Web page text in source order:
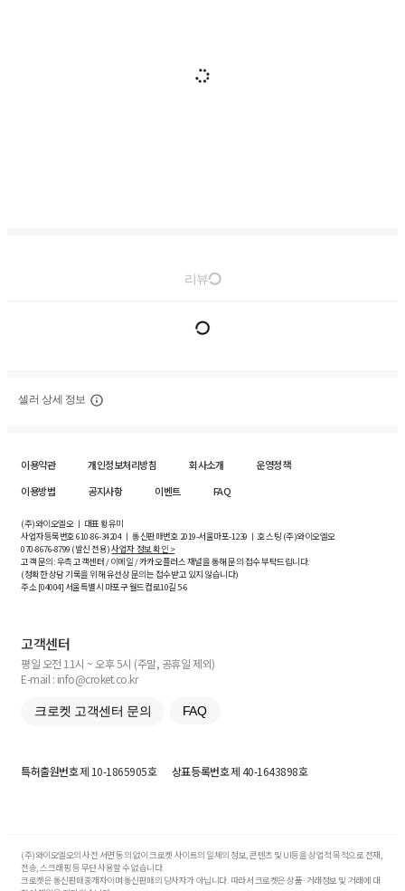
리뷰
셀러 상세 정보
이용약관 개인정보처리방침 회사소개
운영정책
이용방법
공지사항 이벤트 FAQ
(주)와이오엘오 ㅣ 대표 황유미
사업자등록번호610-86-34204ㅣ 통신판매번호 2019-서울마포-1239 ㅣ 호스팅 (주)와이오엘오
070-8676-8799 (발신 전용)사업자 정보 확인 >
고객 문의: 우측 고객센터 / 이메일 / 카카오플러스 채널을 통해 문의 접수 부탁드립니다.
(정확한 상담 기록을 위해 유선상 문의는 접수받고 있지 않습니다)
주소 [04004] 서울특별시 마포구 월드컵로10길5-6
고객센터
평일 오전 11시 ~ 오후 5시 (주말, 공휴일 제외)
E-mail : info@croket.co.kr
크로켓 고객센터 문의 FAQ
특허출원번호제 10-1865905호 상표등록번호제 40-1643898호
(주)와이오엘오의 사전 서면 동의 없이 크로켓 사이트의 일체의 정보, 콘텐츠 및 UI등을 상업적 목적으로 전재,
전송, 스크래핑 등 무단 사용할 수 없습니다.
크로켓은 통신판매중개자이며 통신판매의 당사자가 아닙니다. 따라서 크로켓은 상품·거래정보 및 거래에 대